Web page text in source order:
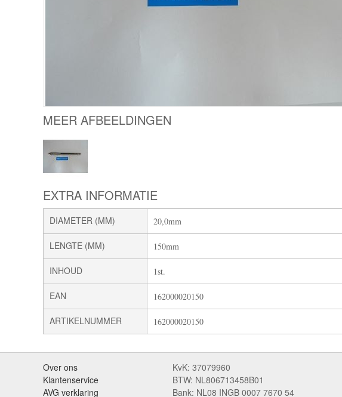
MEER AFBEELDINGEN
EXTRA INFORMATIE
DIAMETER (MM) 20,0mm
LENGTE (MM) 150mm
INHOUD 1st.
EAN 162000020150
ARTIKELNUMMER 162000020150
Over ons
Klantenservice
AVG verklaring
KvK: 37079960
BTW: NL806713458B01
Bank: NL08 INGB 0007 7670 54